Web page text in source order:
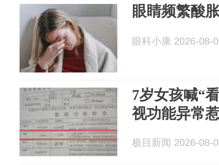
眼睛频繁酸
眼科小康 2026-08-
7岁女孩喊“
视功能异常
极目新闻 2026-08-